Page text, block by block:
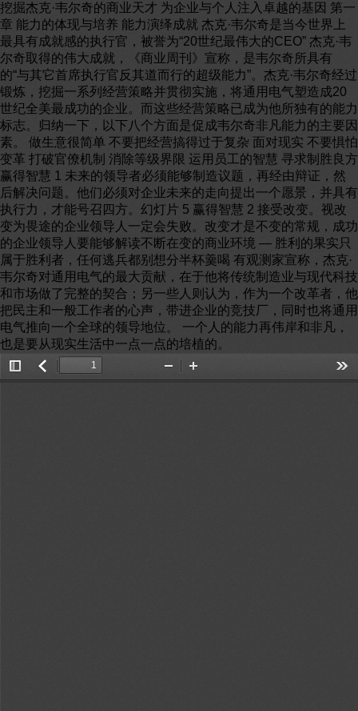
挖掘杰克·韦尔奇的商业天才 为企业与个人注入卓越的基因 第一
章 能力的体现与培养 能力演绎成就 杰克·韦尔奇是当今世界上
最具有成就感的执行官，被誉为“20世纪最伟大的CEO” 杰克·韦
尔奇取得的伟大成就，《商业周刊》宣称，是韦尔奇所具有
的“与其它首席执行官反其道而行的超级能力”。杰克·韦尔奇经过
锻炼，挖掘一系列经营策略并贯彻实施，将通用电气塑造成20
世纪全美最成功的企业。而这些经营策略已成为他所独有的能力
标志。归纳一下，以下八个方面是促成韦尔奇非凡能力的主要因
素。 做生意很简单 不要把经营搞得过于复杂 面对现实 不要惧怕
变革 打破官僚机制 消除等级界限 运用员工的智慧 寻求制胜良方
赢得智慧 1 未来的领导者必须能够制造议题，再经由辩证，然
后解决问题。他们必须对企业未来的走向提出一个愿景，并具有
执行力，才能号召四方。幻灯片 5 赢得智慧 2 接受改变。视改
变为畏途的企业领导人一定会失败。改变才是不变的常规，成功
的企业领导人要能够解读不断在变的商业环境 — 胜利的果实只
属于胜利者，任何逃兵都别想分半杯羹喝 有观测家宣称，杰克·
韦尔奇对通用电气的最大贡献，在于他将传统制造业与现代科技
和市场做了完整的契合；另一些人则认为，作为一个改革者，他
把民主和一般工作者的心声，带进企业的竞技厂，同时也将通用
电气推向一个全球的领导地位。 一个人的能力再伟岸和非凡，
也是要从现实生活中一点一点的培植的。
Toggle返
Zoom